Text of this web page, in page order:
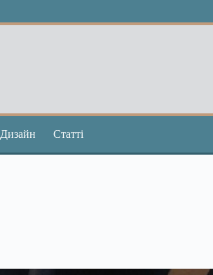
Дизайн Статті